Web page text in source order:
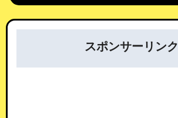
スポンサーリンク